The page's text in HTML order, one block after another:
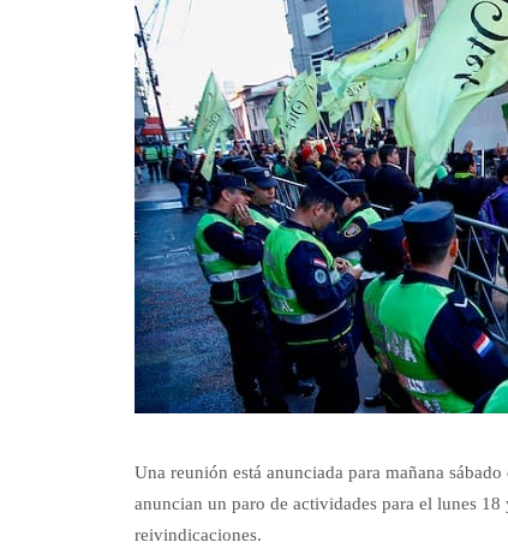
Una reunión está anunciada para mañana
anuncian un paro de actividades para el lunes
reivindicaciones.